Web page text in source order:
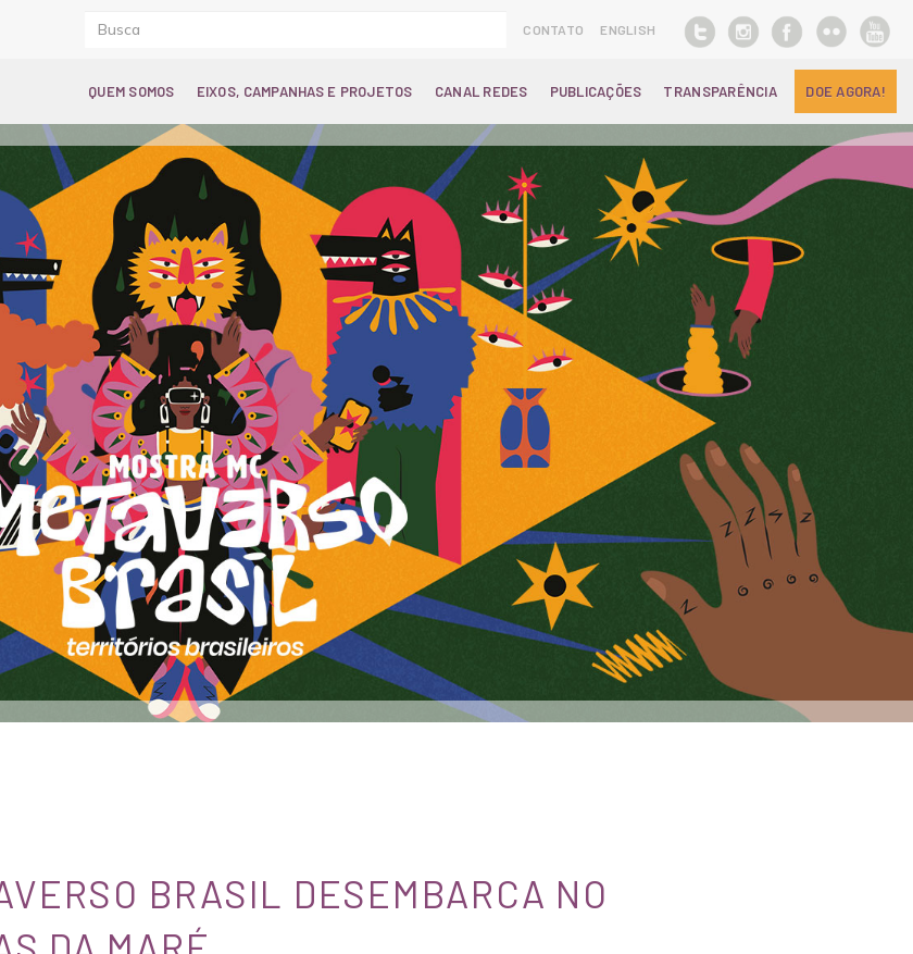
CONTATO ENGLISH
QUEM SOMOS EIXOS, CAMPANHAS E PROJETOS CANAL REDES PUBLICAÇÕES TRANSPARÊNCIA DOE AGORA!
BRASIL DESEMBARCA NO